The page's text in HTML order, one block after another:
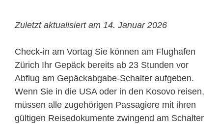
Zuletzt aktualisiert am 14. Januar 2026
Check-in am Vortag Sie können am Flughafen
Zürich Ihr Gepäck bereits ab 23 Stunden vor
Abflug am Gepäckabgabe-Schalter aufgeben.
Wenn Sie in die USA oder in den Kosovo reisen,
müssen alle zugehörigen Passagiere mit ihren
gültigen Reisedokumente zwingend am Schalter